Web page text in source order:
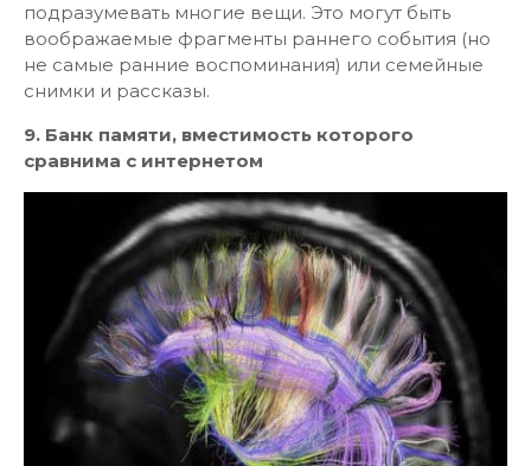
подразумевать многие вещи. Это могут быть
воображаемые фрагменты раннего события (но
не самые ранние воспоминания) или семейные
снимки и рассказы.
9. Банк памяти, вместимость которого
сравнима с интернетом